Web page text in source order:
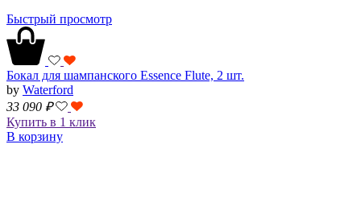
Быстрый просмотр
Бокал для шампанского Essence Flute, 2 шт.
by Waterford
33 090 ₽
Купить в 1 клик
В корзину